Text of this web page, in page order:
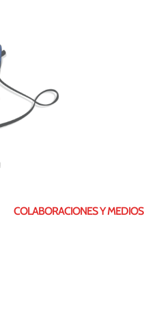
COLABORACIONES Y MEDIOS